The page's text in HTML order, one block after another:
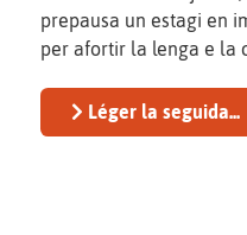
prepausa un estagi en
per afortir la lenga e la
Léger la seguida...